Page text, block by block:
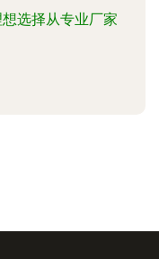
选择从专业厂家